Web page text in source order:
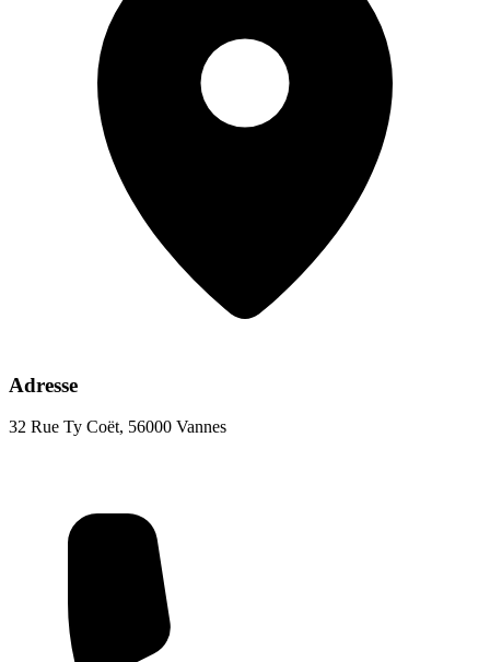
Adresse
32 Rue Ty Coët, 56000 Vannes